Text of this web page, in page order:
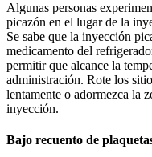
Algunas personas
picazón en el lugar de la
Se sabe que la inyección
medicamento del
permitir que alcance la
administración. Rote los
lentamente o adormezca la
inyección.
Bajo recuento de